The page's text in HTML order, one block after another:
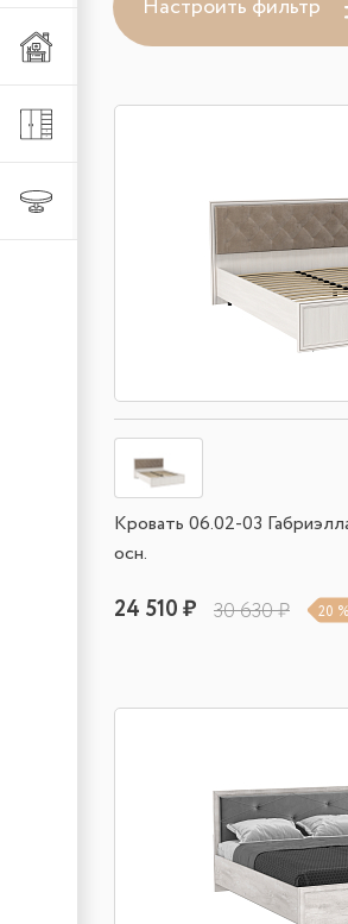
Мебель из металла
Столы и стулья
Настроить фильтр
Кровать 06.02-03
осн.
24 510 ₽ 30 630 ₽ 20 %